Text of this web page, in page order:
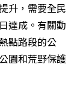
升，需要全民
達成。有關動
點路段的公
園和荒野保護